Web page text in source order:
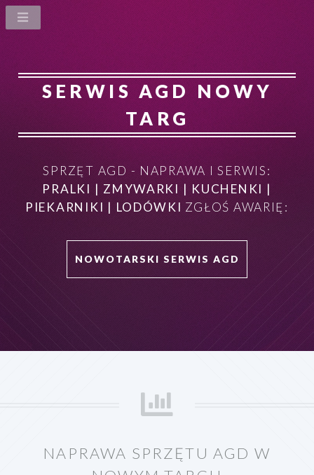
SERWIS AGD NOWY
TARG
SPRZĘT AGD - NAPRAWA I SERWIS:
PRALKI | ZMYWARKI | KUCHENKI |
PIEKARNIKI | LODÓWKI ZGŁOŚ AWARIĘ:
NOWOTARSKI SERWIS AGD
NAPRAWA SPRZĘTU AGD W